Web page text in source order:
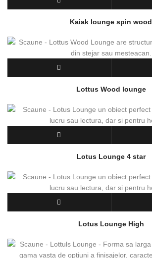
Kaiak lounge spin wood
Lottus Wood lounge
Lotus Lounge 4 star
Lotus Lounge High